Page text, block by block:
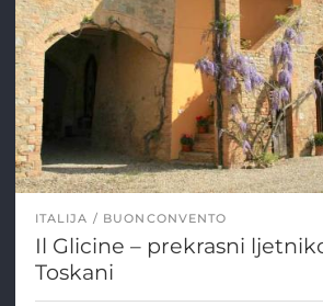
ITALIJA BUONCONVENTO
Il Glicine – prekrasni
Toskani